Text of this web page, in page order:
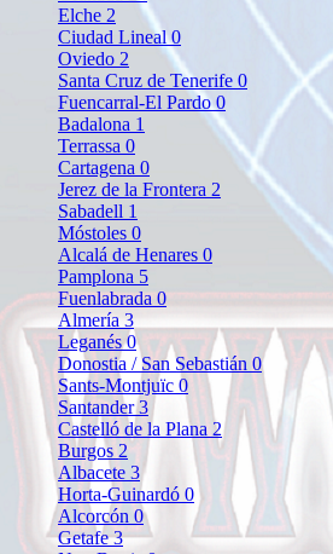
Elche 2
Ciudad Lineal0
Oviedo 2
Santa Cruz de Tenerife 0
Fuencarral-El Pardo0
Badalona 1
Terrassa 0
Cartagena 0
Jerez de la Frontera 2
Sabadell 1
Móstoles 0
Alcalá de Henares 0
Pamplona 5
Fuenlabrada0
Almería 3
Leganés0
Donostia / San Sebastián 0
Sants-Montjuïc 0
Santander3
Castelló de la Plana2
Burgos 2
Albacete 3
Horta-Guinardó 0
Alcorcón 0
Getafe3